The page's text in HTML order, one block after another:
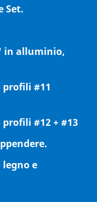
Set.
in alluminio,
#11
#12 + #13
e